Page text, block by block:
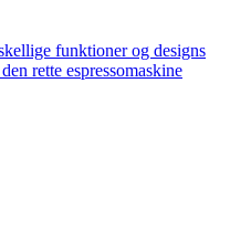
funktioner og designs
rette espressomaskine